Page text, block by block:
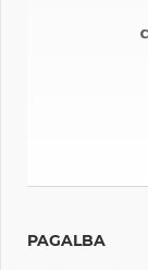
PAGALBA